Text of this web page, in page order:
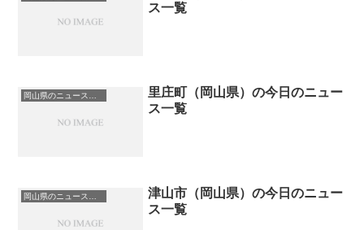
ス一覧
岡山県のニュース一覧
里庄町（岡山県）の今日のニュー
ス一覧
津山市（岡山県）の今日のニュー
ス一覧